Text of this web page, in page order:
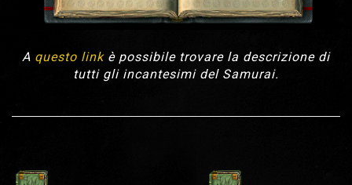
A questo linkè possibile trovare la descrizione di
tutti gli incantesimi del Samurai.